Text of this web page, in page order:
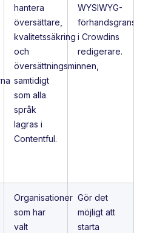
hantera
översättare,
kvalitetssäkring
och
översättningsminnen,
samtidigt
som alla
språk
lagras i
Contentful.
WYSIWYG-
i Crowdins
redigerare.
Organisationer
som har
valt
Gör det
möjligt att
starta